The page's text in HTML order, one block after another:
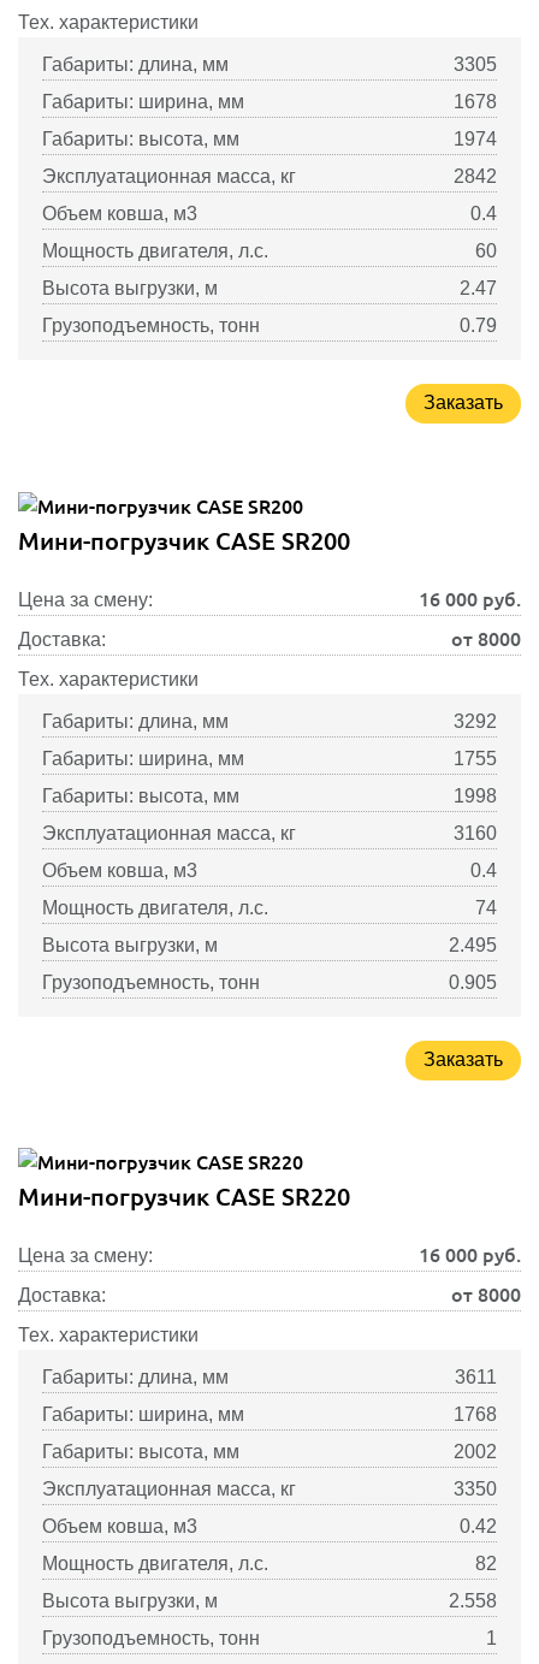
Тех. характеристики
Габариты: длина, мм
3305
Габариты: ширина, мм
1678
Габариты: высота, мм
1974
Эксплуатационная масса, кг
2842
Объем ковша, м3
0.4
Мощность двигателя, л.с.
60
Высота выгрузки, м
2.47
Грузоподъемность, тонн
0.79
Заказать
Мини-погрузчик CASE SR200
Цена за смену: 16 000 руб.
Доставка: от 8000
Тех. характеристики
Габариты: длина, мм
3292
Габариты: ширина, мм
1755
Габариты: высота, мм
1998
Эксплуатационная масса, кг
3160
Объем ковша, м3
0.4
Мощность двигателя, л.с.
74
Высота выгрузки, м
2.495
Грузоподъемность, тонн
0.905
Заказать
Мини-погрузчик CASE SR220
Цена за смену: 16 000 руб.
Доставка: от 8000
Тех. характеристики
Габариты: длина, мм
3611
Габариты: ширина, мм
1768
Габариты: высота, мм
2002
Эксплуатационная масса, кг
3350
Объем ковша, м3
0.42
Мощность двигателя, л.с.
82
Высота выгрузки, м
2.558
Грузоподъемность, тонн
1